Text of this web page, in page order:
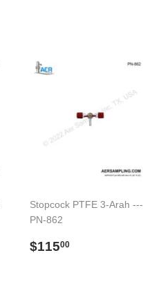
Stopcock PTFE 3-Arah ---
PN-862
Regular
$11500